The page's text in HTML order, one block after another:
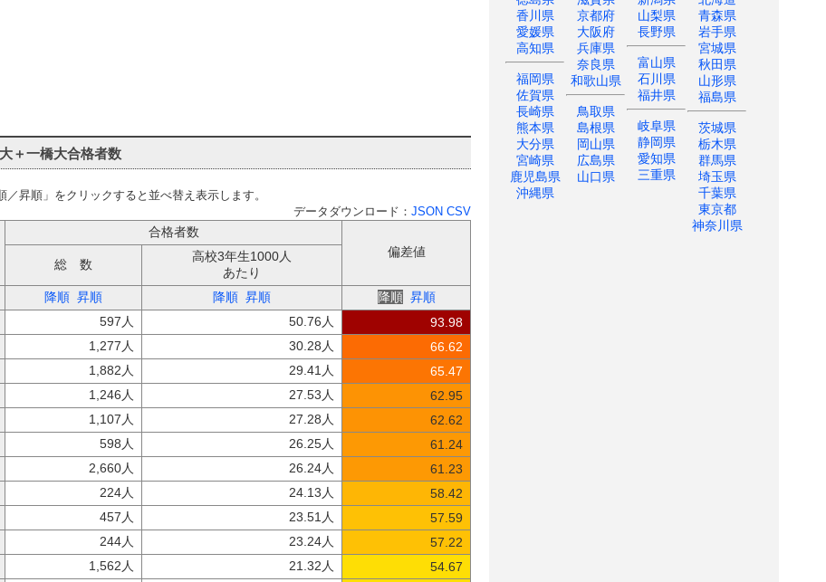
香川県
愛媛県
高知県
福岡県
佐賀県
長崎県
熊本県
大分県
宮崎県
鹿児島県
沖縄県
京都府
大阪府
兵庫県
奈良県
和歌山県
鳥取県
島根県
岡山県
広島県
山口県
山梨県
長野県
富山県
石川県
福井県
岐阜県
静岡県
愛知県
三重県
青森県
岩手県
宮城県
秋田県
山形県
福島県
茨城県
栃木県
群馬県
埼玉県
千葉県
東京都
神奈川県
＋一橋大合格者数
／昇順」をクリックすると並べ替え表示します。
データダウンロード： JSON CSV
合格者数
偏差値
総 数
高校3年生1000人
あたり
降順 昇順 降順 昇順 降順 昇順
597人 50.76人
93.98
1,277人 30.28人
66.62
1,882人 29.41人
65.47
1,246人 27.53人
62.95
1,107人 27.28人
62.62
598人 26.25人
61.24
2,660人 26.24人
61.23
224人 24.13人
58.42
457人 23.51人
57.59
244人 23.24人
57.22
1,562人 21.32人
54.67